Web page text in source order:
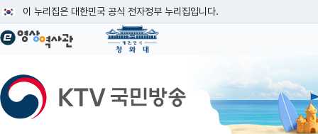
이 누리집은 대한민국 공식 전자정부 누리집입니다.
공식 누리집 주소 확인하기
이밖에 or.kr 또는 .kr등 다른 도메인 주소를 사용하고 있다면 아래 URL에서
운영중인 공식 누리집보기
KTV국민방송
본문